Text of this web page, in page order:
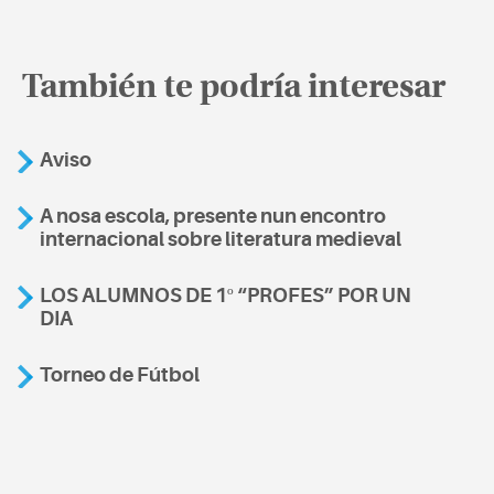
También te podría interesar
Aviso
A nosa escola, presente nun encontro
internacional sobre literatura medieval
LOS ALUMNOS DE 1º “PROFES” POR UN
DIA
Torneo de Fútbol